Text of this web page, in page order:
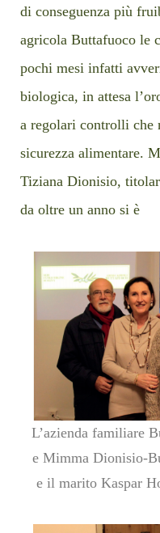
di conseguenza più
agricola Buttafuoco le
pochi mesi infatti
biologica, in attesa
a regolari controlli che
sicurezza alimentare.
Tiziana Dionisio,
da oltre un anno si è
L’azienda familiare
e Mimma Dionisio-
e il marito Kaspar